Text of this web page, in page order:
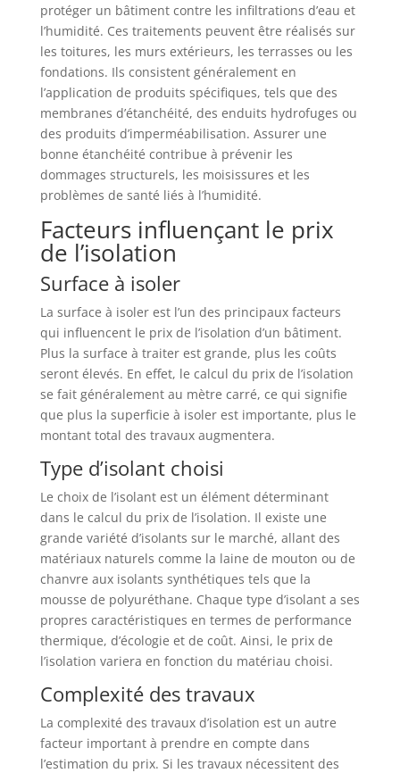
protéger un bâtiment contre les infiltrations d’eau et
l’humidité. Ces traitements peuvent être réalisés sur
les toitures, les murs extérieurs, les terrasses ou les
fondations. Ils consistent généralement en
l’application de produits spécifiques, tels que des
membranes d’étanchéité, des enduits hydrofuges ou
des produits d’imperméabilisation. Assurer une
bonne étanchéité contribue à prévenir les
dommages structurels, les moisissures et les
problèmes de santé liés à l’humidité.
Facteurs influençant le prix
de l’isolation
Surface à isoler
La surface à isoler est l’un des principaux facteurs
qui influencent le prix de l’isolation d’un bâtiment.
Plus la surface à traiter est grande, plus les coûts
seront élevés. En effet, le calcul du prix de l’isolation
se fait généralement au mètre carré, ce qui signifie
que plus la superficie à isoler est importante, plus le
montant total des travaux augmentera.
Type d’isolant choisi
Le choix de l’isolant est un élément déterminant
dans le calcul du prix de l’isolation. Il existe une
grande variété d’isolants sur le marché, allant des
matériaux naturels comme la laine de mouton ou de
chanvre aux isolants synthétiques tels que la
mousse de polyuréthane. Chaque type d’isolant a ses
propres caractéristiques en termes de performance
thermique, d’écologie et de coût. Ainsi, le prix de
l’isolation variera en fonction du matériau choisi.
Complexité des travaux
La complexité des travaux d’isolation est un autre
facteur important à prendre en compte dans
l’estimation du prix. Si les travaux nécessitent des